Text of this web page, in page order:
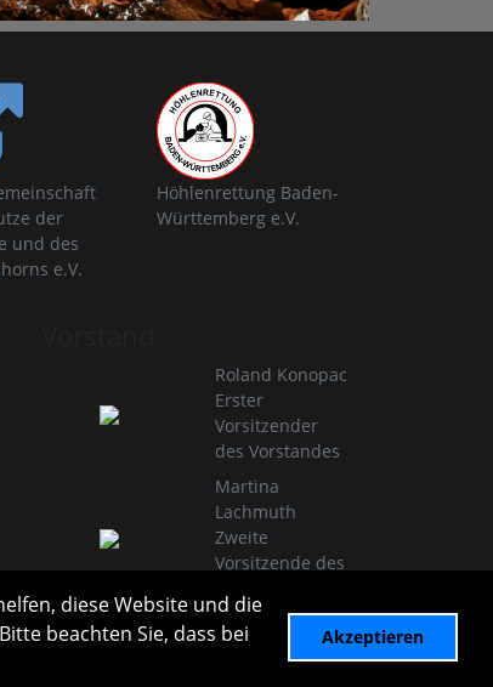
diese Website und die
beachten Sie, dass bei
Akzeptieren
der
und des
e.V.
Höhlenrettung Baden-
Württemberg e.V.
Roland Konopac
Erster
Vorsitzender
des Vorstandes
Martina
Lachmuth
Zweite
Vorsitzende des
Infos zur Vereinsleitung